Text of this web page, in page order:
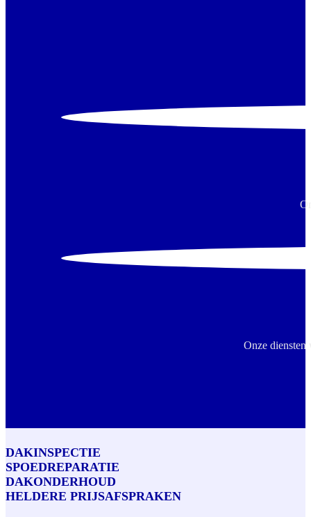
Onze diensten
DAKINSPECTIE
SPOEDREPARATIE
DAKONDERHOUD
HELDERE PRIJSAFSPRAKEN